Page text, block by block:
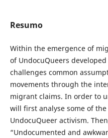
Resumo
Within the emergence of
of UndocuQueers
challenges common
movements through the
migrant claims. In order to
will first analyse some of
UndocuQueer activism.
“Undocumented and